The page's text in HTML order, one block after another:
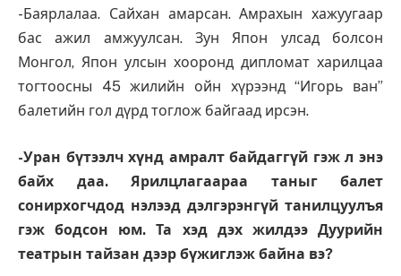
-Баярлалаа. Сайхан амарсан. Амрахын хажуугаар
бас ажил амжуулсан. Зун Япон улсад болсон
Монгол, Япон улсын хооронд дипломат харилцаа
тогтоосны 45 жилийн ойн хүрээнд “Игорь ван”
балетийн гол дүрд тоглож байгаад ирсэн.
-Уран бүтээлч хүнд амралт байдаггүй гэж л энэ
байх даа. Ярилцлагаараа таныг балет
сонирхогчдод нэлээд дэлгэрэнгүй танилцуулъя
гэж бодсон юм. Та хэд дэх жилдээ Дуурийн
театрын тайзан дээр бүжиглэж байна вэ?